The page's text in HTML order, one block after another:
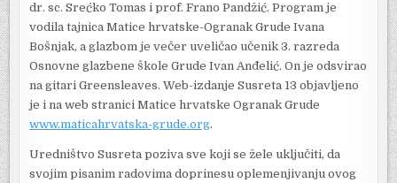
dr. sc. Srećko Tomas i prof. Frano Pandžić. Program je
vodila tajnica Matice hrvatske-Ogranak Grude Ivana
Bošnjak, a glazbom je večer uveličao učenik 3. razreda
Osnovne glazbene škole Grude Ivan Anđelić. On je odsvirao
na gitari Greensleaves. Web-izdanje Susreta 13 objavljeno
je i na web stranici Matice hrvatske Ogranak Grude
www.maticahrvatska-grude.org.
Uredništvo Susreta poziva sve koji se žele uključiti, da
svojim pisanim radovima doprinesu oplemenjivanju ovog